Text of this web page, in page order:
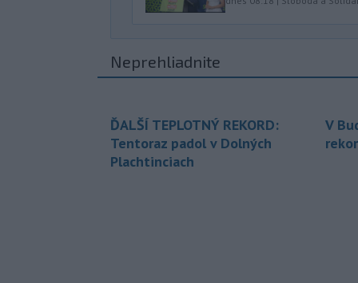
Neprehliadnite
ĎALŠÍ TEPLOTNÝ REKORD:
Tentoraz padol v Dolných
Plachtinciach
V